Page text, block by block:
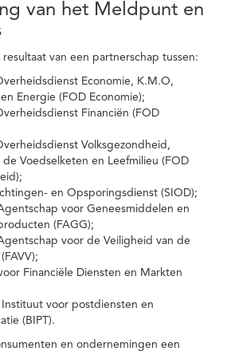
van het Meldpunt en
van een partnerschap tussen:
Economie, K.M.O,
Energie (FOD Economie);
Financiën (FOD
Volksgezondheid,
de Voedselketen en Leefmilieu (FOD
en Opsporingsdienst (SIOD);
voor Geneesmiddelen en
(FAGG);
voor de Veiligheid van de
Financiële Diensten en Markten
Instituut voor postdiensten en
(BIPT).
en ondernemingen een